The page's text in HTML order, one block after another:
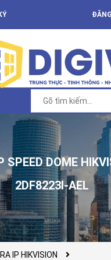
SPEED DOME
2DF8223I-AEL
IP HIKVISION